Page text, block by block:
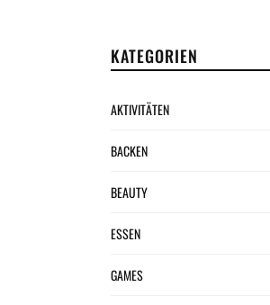
KATEGORIEN
AKTIVITÄTEN
BACKEN
BEAUTY
ESSEN
GAMES